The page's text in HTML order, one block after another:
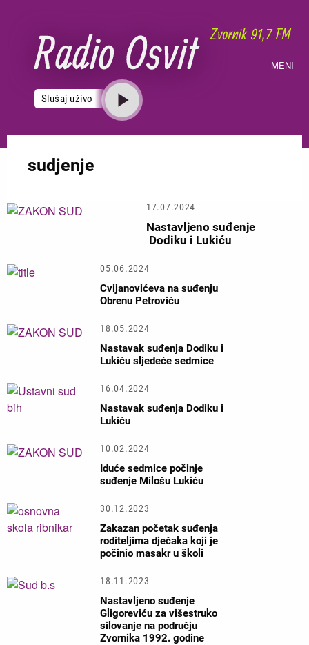
sadržaj
MENI
Slušaj uživo
sudjenje
17.07.2024
Nastavljeno suđenje
Dodiku i Lukiću
05.06.2024
Cvijanovićeva na suđenju
Obrenu Petroviću
18.05.2024
Nastavak suđenja Dodiku i
Lukiću sljedeće sedmice
16.04.2024
Nastavak suđenja Dodiku i
Lukiću
10.02.2024
Iduće sedmice počinje
suđenje Milošu Lukiću
30.12.2023
Zakazan početak suđenja
roditeljima dječaka koji je
počinio masakr u školi
18.11.2023
Nastavljeno suđenje
Gligoreviću za višestruko
silovanje na području
Zvornika 1992. godine